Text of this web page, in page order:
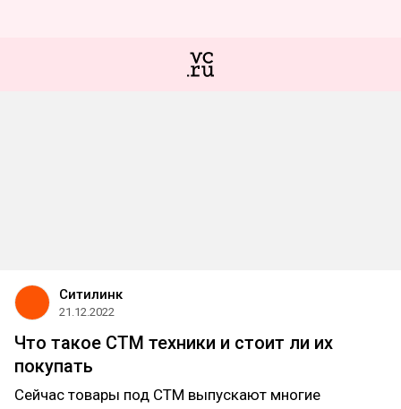
Ситилинк
21.12.2022
Что такое СТМ техники и стоит ли их
покупать
Сейчас товары под СТМ выпускают многие